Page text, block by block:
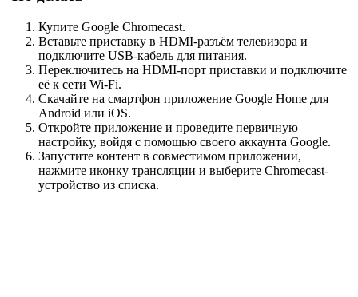
Купите Google Chromecast.
Вставьте приставку в HDMI-разъём телевизора и
подключите USB-кабель для питания.
Переключитесь на HDMI-порт приставки и подключите
её к сети Wi-Fi.
Скачайте на смартфон приложение Google Home для
Android или iOS.
Откройте приложение и проведите первичную
настройку, войдя с помощью своего аккаунта Google.
Запустите контент в совместимом приложении,
нажмите иконку трансляции и выберите Chromecast-
устройство из списка.